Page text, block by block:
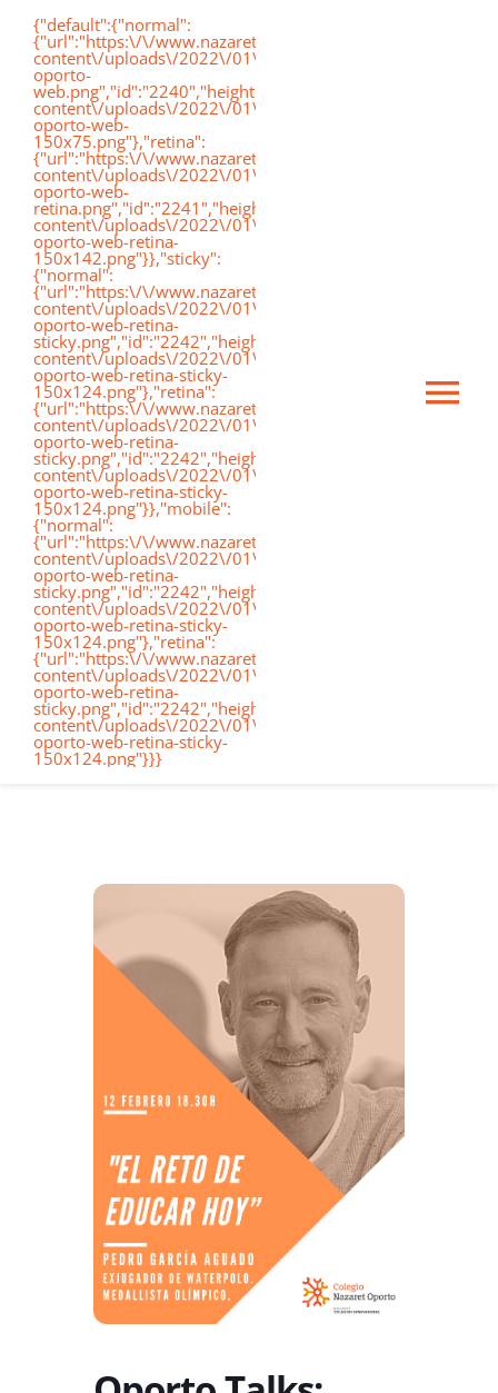
Saltar
contenido
{"default":{"normal":
{"url":"https:\/\/www.nazaretoporto.org\/wp-
content\/uploads\/2022\/01\/logo-
oporto-
content\/uploads\/2022\/01\/logo-
oporto-web-
150x75.png"},"retina":
{"url":"https:\/\/www.nazaretoporto.org\/wp-
content\/uploads\/2022\/01\/logo-
oporto-web-
content\/uploads\/2022\/01\/logo-
oporto-web-retina-
150x142.png"}},"sticky":
{"normal":
{"url":"https:\/\/www.nazaretoporto.org\/wp-
content\/uploads\/2022\/01\/logo-
oporto-web-retina-
content\/uploads\/2022\/01\/logo-
oporto-web-retina-sticky-
150x124.png"},"retina":
{"url":"https:\/\/www.nazaretoporto.org\/wp-
content\/uploads\/2022\/01\/logo-
oporto-web-retina-
content\/uploads\/2022\/01\/logo-
oporto-web-retina-sticky-
150x124.png"}},"mobile":
{"normal":
{"url":"https:\/\/www.nazaretoporto.org\/wp-
content\/uploads\/2022\/01\/logo-
oporto-web-retina-
content\/uploads\/2022\/01\/logo-
oporto-web-retina-sticky-
150x124.png"},"retina":
{"url":"https:\/\/www.nazaretoporto.org\/wp-
content\/uploads\/2022\/01\/logo-
oporto-web-retina-
content\/uploads\/2022\/01\/logo-
oporto-web-retina-sticky-
150x124.png"}}}